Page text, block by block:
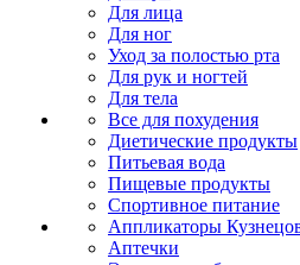
Для лица
Для ног
Уход за полостью рта
Для рук и ногтей
Для тела
Все для похудения
Диетические продукты
Питьевая вода
Пищевые продукты
Спортивное питание
Аппликаторы
Аптечки